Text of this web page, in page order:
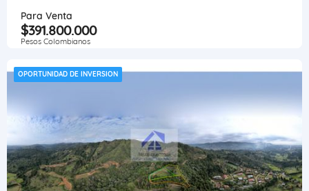
Para Venta
$391.800.000
Pesos Colombianos
OPORTUNIDAD DE INVERSION